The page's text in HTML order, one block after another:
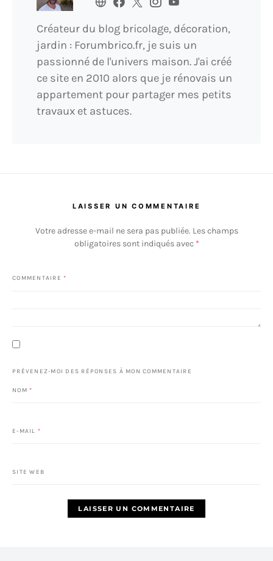
Créateur du blog bricolage, décoration,
jardin : Forumbrico.fr, je suis un
passionné de l'univers maison. J'ai créé
ce site en 2010 alors que je rénovais un
appartement pour partager mes petits
travaux et astuces.
LAISSER UN COMMENTAIRE
Votre adresse e-mail ne sera pas publiée. Les champs
obligatoires sont indiqués avec *
COMMENTAIRE *
PRÉVENEZ-MOI DES RÉPONSES À MON COMMENTAIRE
NOM *
E-MAIL *
SITE WEB